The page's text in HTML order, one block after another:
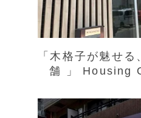
「木格子が魅せ
舗 」 Housing